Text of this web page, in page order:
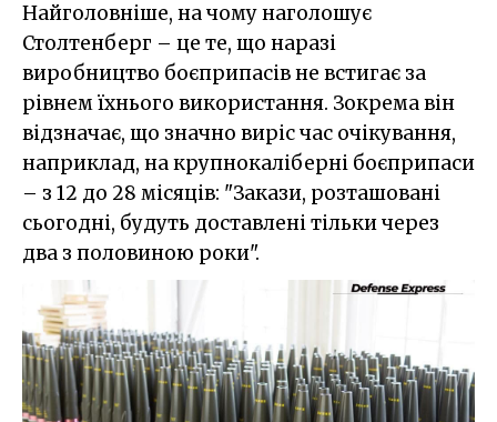
Найголовніше, на чому наголошує
Столтенберг – це те, що наразі
виробництво боєприпасів не встигає за
рівнем їхнього використання. Зокрема він
відзначає, що значно виріс час очікування,
наприклад, на крупнокаліберні боєприпаси
– з 12 до 28 місяців: "Закази, розташовані
сьогодні, будуть доставлені тільки через
два з половиною роки".